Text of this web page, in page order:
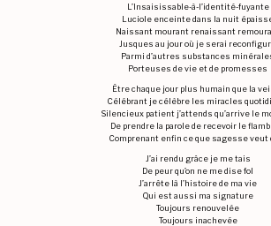
L’Insaisissable-à-l’identité-fuyante
Luciole enceinte dans la nuit
Naissant mourant renaissant
Jusques au jour où je serai
Parmi d’autres substances
Porteuses de vie et de promesses
Être chaque jour plus humain que la
Célébrant je célèbre les miracles
Silencieux patient j’attends qu’arrive le
De prendre la parole de recevoir le
Comprenant enfin ce que sagesse veut
J’ai rendu grâce je me tais
De peur qu’on ne me dise fol
J’arrête là l’histoire de ma vie
Qui est aussi ma signature
Toujours renouvelée
Toujours inachevée